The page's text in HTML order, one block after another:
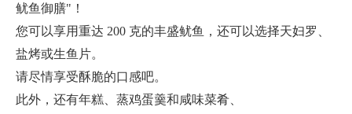
鱿鱼御膳"！
您可以享用重达 200 克的丰盛鱿鱼，还可以选择天妇罗、
盐烤或生鱼片。
请尽情享受酥脆的口感吧。
此外，还有年糕、蒸鸡蛋羹和咸味菜肴、